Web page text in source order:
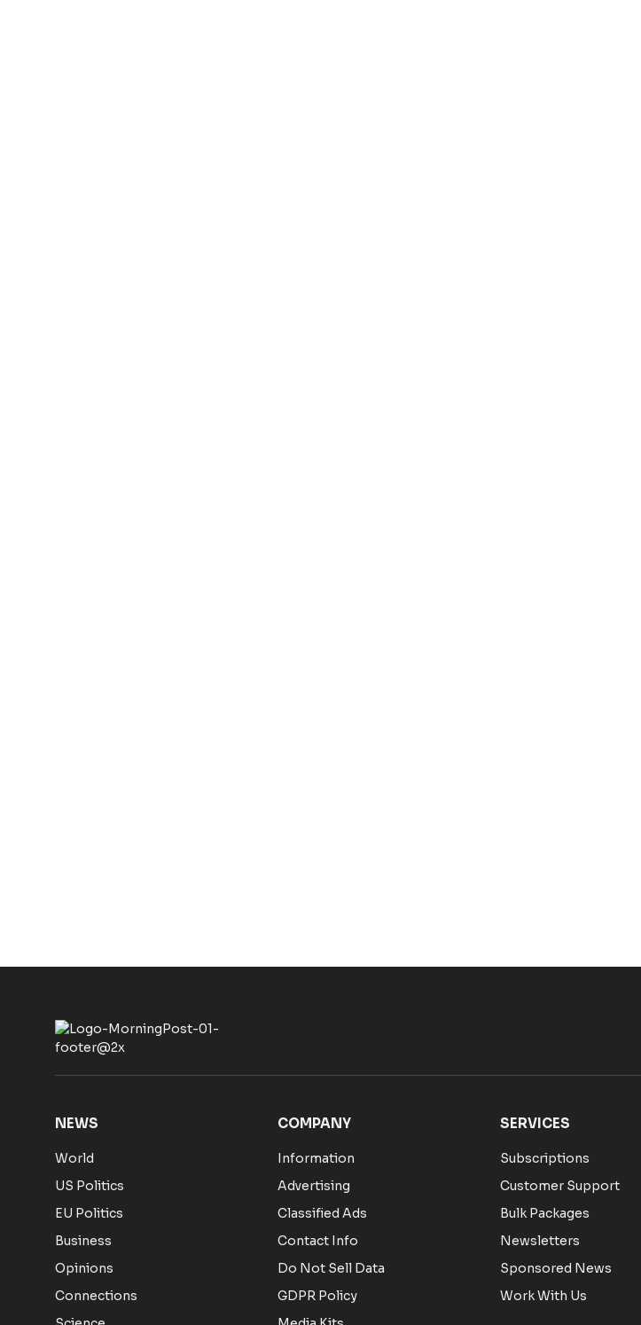
NEWS
World
US Politics
EU Politics
Business
Opinions
Connections
COMPANY
Information
Advertising
Classified Ads
Contact Info
Do Not Sell Data
GDPR Policy
SERVICES
Subscriptions
Customer Support
Bulk Packages
Newsletters
Sponsored News
Work With Us